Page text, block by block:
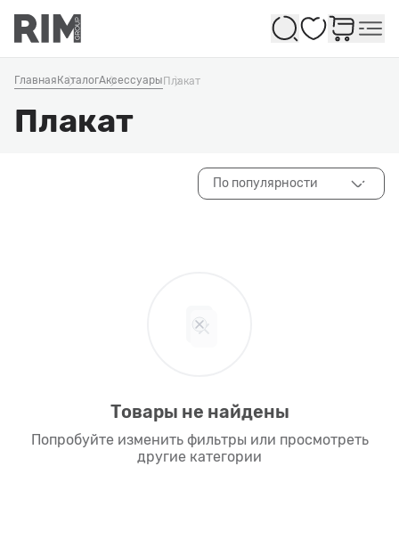
Избранное
Главная КаталогАксессуарыПлакат
Плакат
По популярности
Товары не найдены
Попробуйте изменить фильтры или просмотреть
другие категории